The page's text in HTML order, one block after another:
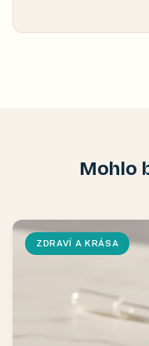
Mohlo
ZDRAVÍ A KRÁSA